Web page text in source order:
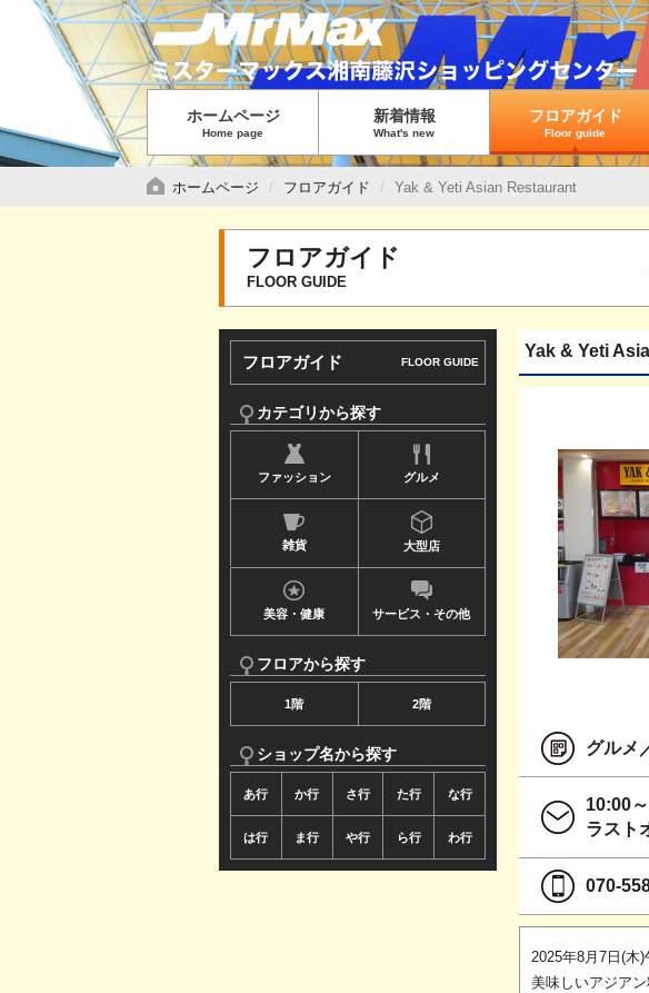
グ
ロ
ー
バ
ル
メ
ニ
ホームページ
Home page
新着情報
What's new
フロアガイド
Floor guide
ホームページ フロアガイド Yak & Yeti Asian Restaurant
フロアガイド
FLOOR GUIDE
サ
イ
ド
ニ
ー
す
FLOOR GUIDE
フロアガイド
カテゴリから探す
ファッション グルメ
雑貨 大型店
美容・健康 サービス・その他
フロアから探す
1階 2階
ショップ名から探す
あ行 か行 さ行 た行 な行
は行 ま行 や行 ら行 わ行
Yak & Yeti
グルメ
10:00
ラスト
070-
2025年8月7日(木
美味しいアジア